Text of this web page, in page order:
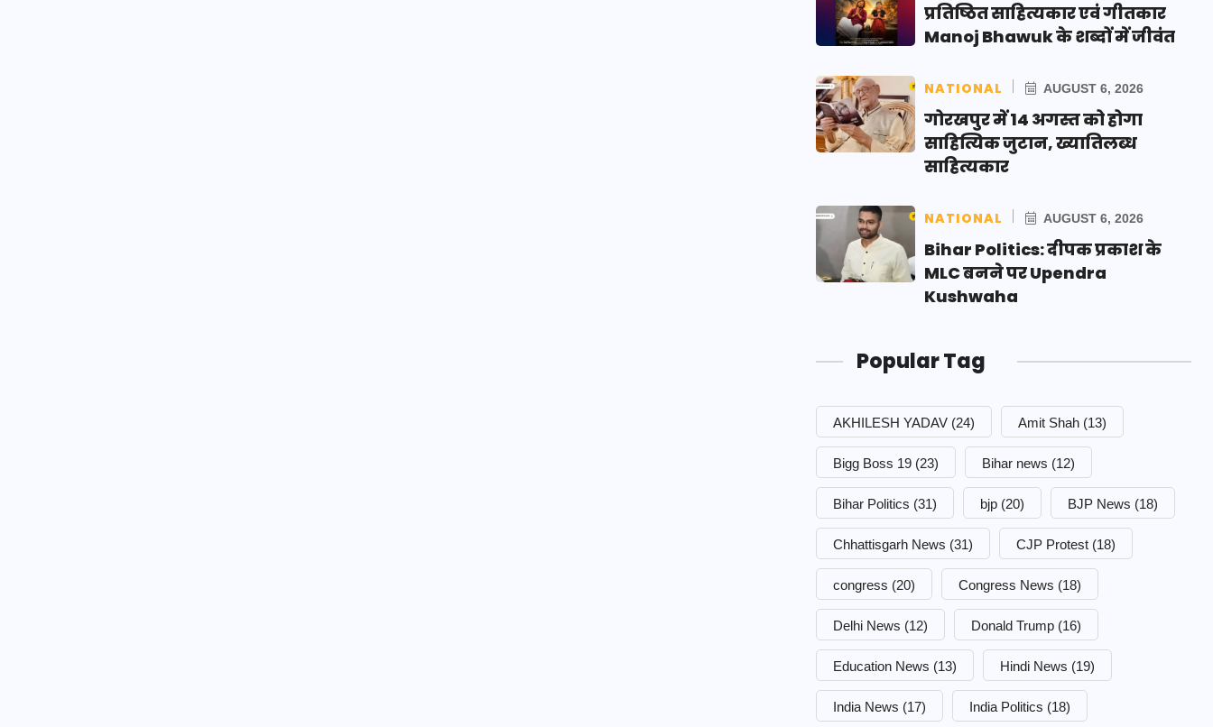
प्रतिष्ठित साहित्यकार एवं गीतकार
Manoj Bhawuk के शब्दों में जीवंत
NATIONAL AUGUST 6, 2026
गोरखपुर में 14 अगस्त को होगा
साहित्यिक जुटान, ख्यातिलब्ध
साहित्यकार
NATIONAL AUGUST 6, 2026
Bihar Politics: दीपक प्रकाश के
MLC बनने पर Upendra
Kushwaha
Popular Tag
AKHILESH YADAV (24) Amit Shah (13)
Bigg Boss 19 (23) Bihar news (12)
Bihar Politics (31) bjp (20) BJP News (18)
Chhattisgarh News (31) CJP Protest (18)
congress (20) Congress News (18)
Delhi News (12) Donald Trump (16)
Education News (13) Hindi News (19)
India News (17) India Politics (18)